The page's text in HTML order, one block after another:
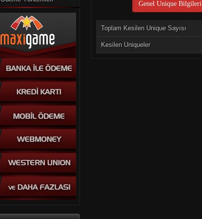
Genel Unique Bilgileri
Toplam Kesilen Unique Sayısı
Kesilen Uniqueler